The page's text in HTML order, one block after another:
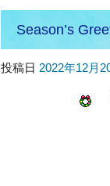
Season’s
投稿日 2022年12月